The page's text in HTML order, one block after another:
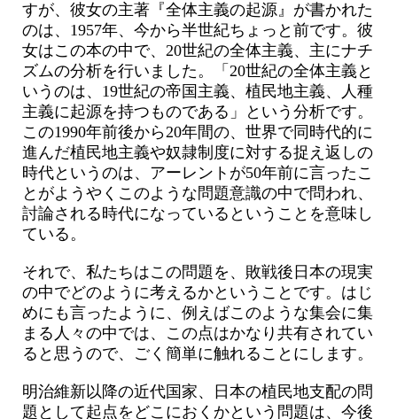
すが、彼女の主著『全体主義の起源』が書かれた
のは、1957年、今から半世紀ちょっと前です。彼
女はこの本の中で、20世紀の全体主義、主にナチ
ズムの分析を行いました。「20世紀の全体主義と
いうのは、19世紀の帝国主義、植民地主義、人種
主義に起源を持つものである」という分析です。
この1990年前後から20年間の、世界で同時代的に
進んだ植民地主義や奴隷制度に対する捉え返しの
時代というのは、アーレントが50年前に言ったこ
とがようやくこのような問題意識の中で問われ、
討論される時代になっているということを意味し
ている。
それで、私たちはこの問題を、敗戦後日本の現実
の中でどのように考えるかということです。はじ
めにも言ったように、例えばこのような集会に集
まる人々の中では、この点はかなり共有されてい
ると思うので、ごく簡単に触れることにします。
明治維新以降の近代国家、日本の植民地支配の問
題として起点をどこにおくかという問題は、今後